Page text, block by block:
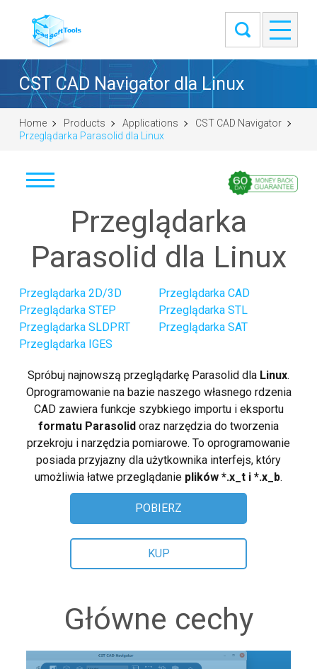
CST CAD Navigator dla Linux
Home Products Applications
CST CAD Navigator
Przeglądarka Parasolid dla Linux
Pobierz
macOS (universal DMG)
Linux (.deb 64-bit)
Linux (.rpm 64-bit)
Zadaj pytanie
Recenzje klientów
Pomoc
EULA
Przeglądarka
Parasolid dla Linux
Przeglądarka 2D/3D
Przeglądarka CAD
Przeglądarka STEP
Przeglądarka STL
Przeglądarka SLDPRT
Przeglądarka SAT
Przeglądarka IGES
Spróbuj najnowszą przeglądarkę Parasolid dla Linux.
Oprogramowanie na bazie naszego własnego rdzenia
CAD zawiera funkcje szybkiego importu i eksportu
formatu Parasolid oraz narzędzia do tworzenia
przekroju i narzędzia pomiarowe. To oprogramowanie
posiada przyjazny dla użytkownika interfejs, który
umożliwia łatwe przeglądanie plików *.x_t i *.x_b.
POBIERZ
KUP
Główne cechy